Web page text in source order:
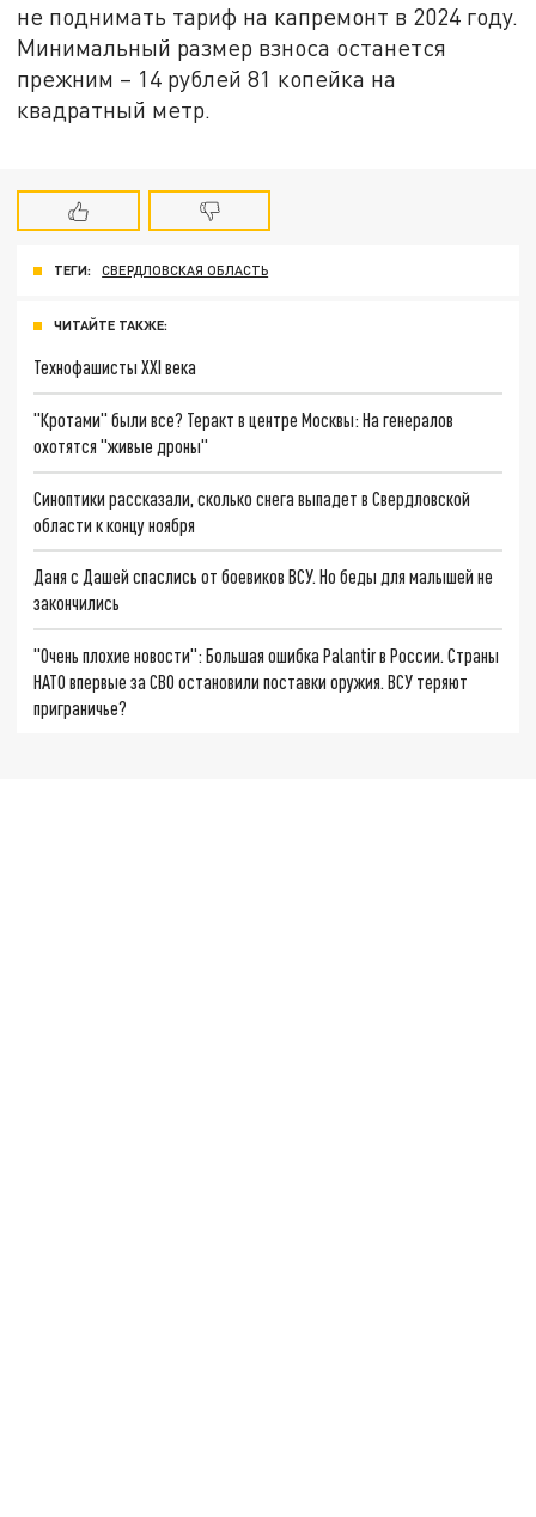
не поднимать тариф на капремонт в 2024 году.
Минимальный размер взноса останется
прежним – 14 рублей 81 копейка на
квадратный метр.
ТЕГИ: СВЕРДЛОВСКАЯ ОБЛАСТЬ
ЧИТАЙТЕ ТАКЖЕ:
Технофашисты XXI века
"Кротами" были все? Теракт в центре Москвы: На генералов
охотятся "живые дроны"
Синоптики рассказали, сколько снега выпадет в Свердловской
области к концу ноября
Даня с Дашей спаслись от боевиков ВСУ. Но беды для малышей не
закончились
"Очень плохие новости": Большая ошибка Palantir в России. Страны
НАТО впервые за СВО остановили поставки оружия. ВСУ теряют
приграничье?